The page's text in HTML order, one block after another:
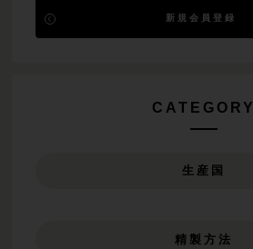
新規会員登録
CATEGORY
生産国
精製方法